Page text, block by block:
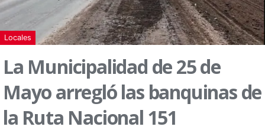
Locales
La Municipalidad de 25 de
Mayo arregló las banquinas de
la Ruta Nacional 151